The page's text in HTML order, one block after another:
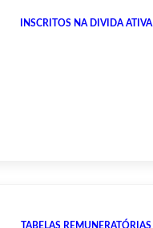
INSCRITOS NA DIVIDA ATIVA
TABELAS REMUNERATÓRIAS